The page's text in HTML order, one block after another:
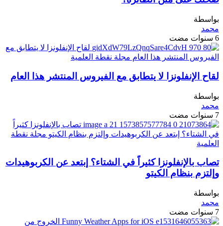
بواسطة
محمد
6 سنوات مضت
لقاح الإنفلونزا لا يتطابق مع الفيروس المنتشر هذا العام
بواسطة
محمد
7 سنوات مضت
تصاب بالإنفلونزا كثيراً في الشتاء؟ إبتعد عن الكربوهيدات
وإلتزم بنظام الكيتو
بواسطة
محمد
7 سنوات مضت